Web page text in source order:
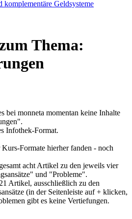
komplementäre Geldsysteme
Thema:
bei monneta momentan keine Inhalte
Infothek-Format.
Kurs-Formate hierher fanden - noch
acht Artikel zu den jeweils vier
und "Probleme".
Artikel, ausschließlich zu den
(in der Seitenleiste auf + klicken,
gibt es keine Vertiefungen.